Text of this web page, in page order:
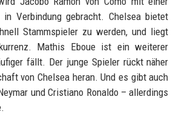
in Verbindung gebracht. Chelsea bietet
Stammspieler zu werden, und liegt
Mathis Eboue ist ein weiterer
fällt. Der junge Spieler rückt näher
von Chelsea heran. Und es gibt auch
und Cristiano Ronaldo – allerdings